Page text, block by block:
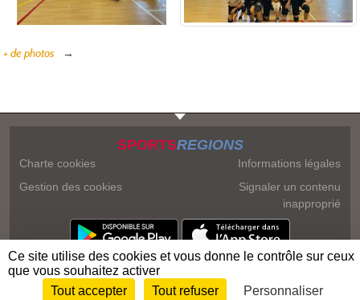
+ de photos
SPORTSREGIONS
Charte cookies
Gestion des cookies
Informations légales
Signaler un contenu
inapproprié
Envie de participer ? Connexion
Ce site utilise des cookies et vous donne le contrôle sur ceux
que vous souhaitez activer
Tout accepter
Tout refuser Personnaliser